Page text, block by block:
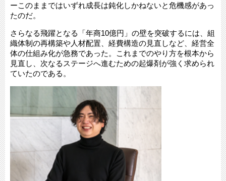
ーこのままではいずれ成長は鈍化しかねないと危機感があっ
たのだ。
さらなる飛躍となる「年商10億円」の壁を突破するには、組
織体制の再構築や人材配置、経費構造の見直しなど、経営全
体の仕組み化が急務であった。これまでのやり方を根本から
見直し、次なるステージへ進むための起爆剤が強く求められ
ていたのである。